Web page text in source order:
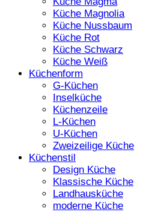
Küche Magnolia
Küche Nussbaum
Küche Rot
Küche Schwarz
Küche Weiß
Küchenform
G-Küchen
Inselküche
Küchenzeile
L-Küchen
U-Küchen
Zweizeilige Küche
Küchenstil
Design Küche
Klassische Küche
Landhausküche
moderne Küche